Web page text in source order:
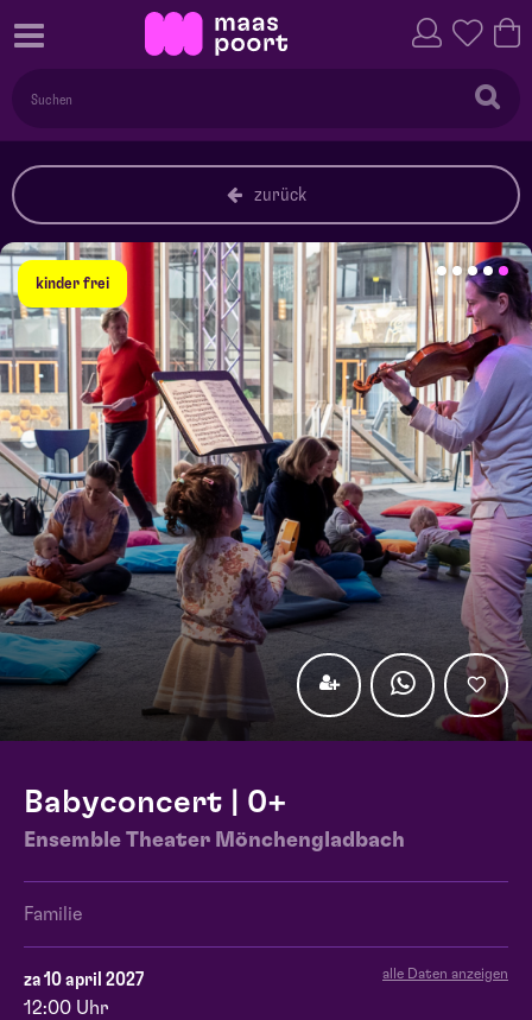
zurück
kinder frei
Babyconcert | 0+
Ensemble Theater Mönchengladbach
Familie
za 10 april 2027 alle Daten anzeigen
12:00 Uhr